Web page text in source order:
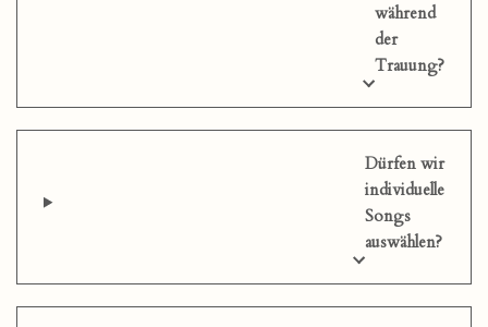
während
der
Trauung?
Dürfen wir
individuelle
Songs
auswählen?